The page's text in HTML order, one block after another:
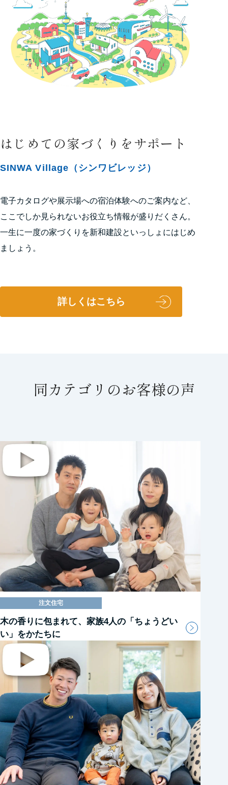
はじめての家づくりをサポート
SINWA Village（シンワビレッジ）
電子カタログや展示場への宿泊体験へのご案内など、
ここでしか見られないお役立ち情報が盛りだくさん。
一生に一度の家づくりを新和建設といっしょにはじめ
ましょう。
詳しくはこちら
同カテゴリのお客様の声
注文住宅
木の香りに包まれて、家族4人の「ちょうどい
い」をかたちに